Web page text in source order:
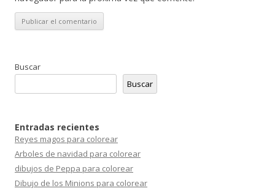
Buscar
Buscar
Entradas recientes
Reyes magos para colorear
Arboles de navidad para colorear
dibujos de Peppa para colorear
Dibujo de los Minions para colorear